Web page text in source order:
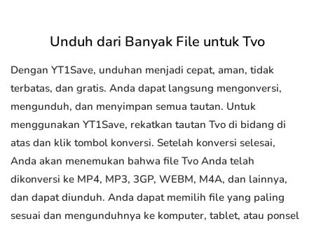
Unduh dari Banyak File untuk Tvo
Dengan YT1Save, unduhan menjadi cepat, aman, tidak
terbatas, dan gratis. Anda dapat langsung mengonversi,
mengunduh, dan menyimpan semua tautan. Untuk
menggunakan YT1Save, rekatkan tautan Tvo di bidang di
atas dan klik tombol konversi. Setelah konversi selesai,
Anda akan menemukan bahwa file Tvo Anda telah
dikonversi ke MP4, MP3, 3GP, WEBM, M4A, dan lainnya,
dan dapat diunduh. Anda dapat memilih file yang paling
sesuai dan mengunduhnya ke komputer, tablet, atau ponsel